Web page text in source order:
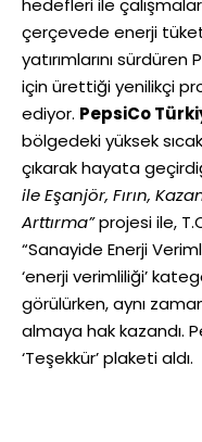
hedefleri ile
çerçevede enerji
yatırımlarını
için ürettiği yenilikçi
ediyor. PepsiCo
bölgedeki yüksek
çıkarak hayata
ile Eşanjör, Fırın,
Arttırma”projesi ile,
“Sanayide Enerji
‘enerji verimliliği’
görülürken, aynı
almaya hak kazandı.
‘Teşekkür’ plaketi aldı.